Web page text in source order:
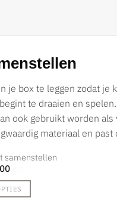
je box te leggen zodat
te draaien en
ook gebruikt worden
materiaal en
samenstellen